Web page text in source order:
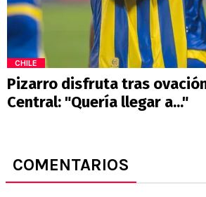
CHILE
Pizarro disfruta tras
Central: "Quería llegar a..."
COMENTARIOS